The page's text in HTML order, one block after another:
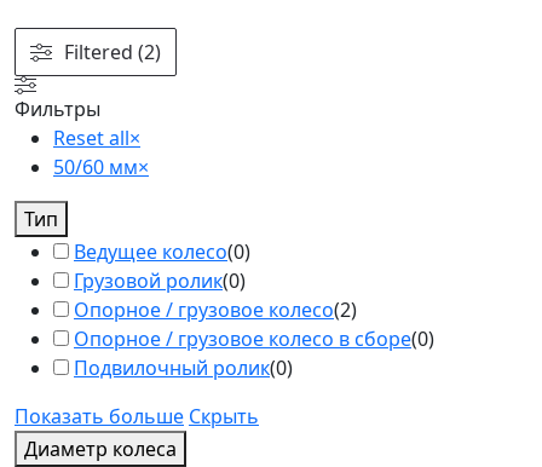
Filtered (2)
Фильтры
Reset all×
50/60 мм×
Тип
Ведущее колесо(0)
Грузовой ролик(0)
Опорное / грузовое колесо(2)
Опорное / грузовое колесо в сборе(0)
Подвилочный ролик(0)
Показать больше Скрыть
Диаметр колеса